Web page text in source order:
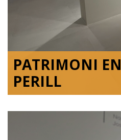
PATRIMONI EN
PERILL